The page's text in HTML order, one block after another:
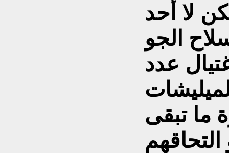
لا أحد
الجو
عدد
ما تبقى
التحاقهم